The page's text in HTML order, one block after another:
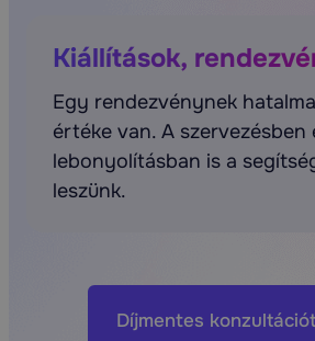
Kiállítások,
Egy rendezvénynek
értéke van. A szervezésben
lebonyolításban is a
leszünk.
Díjmentes